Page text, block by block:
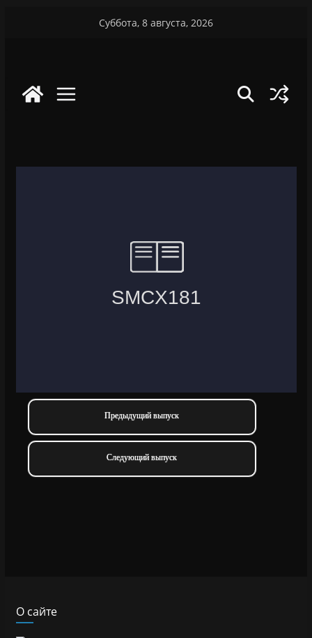
Суббота, 8 августа, 2026
Предыдущий выпуск
Следующий выпуск
О сайте